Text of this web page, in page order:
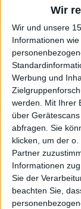
Wir
Wir und unsere
Informationen
Werbung und
werden.
Mit Ihrer
über
abfragen. Sie
klicken, um der
Partner
Informationen
Sie der
beachten Sie,
Die
hatten
Trial &
News
Lifelover
"Sjukdom" =
LIFELOVER,
wieder da und
News